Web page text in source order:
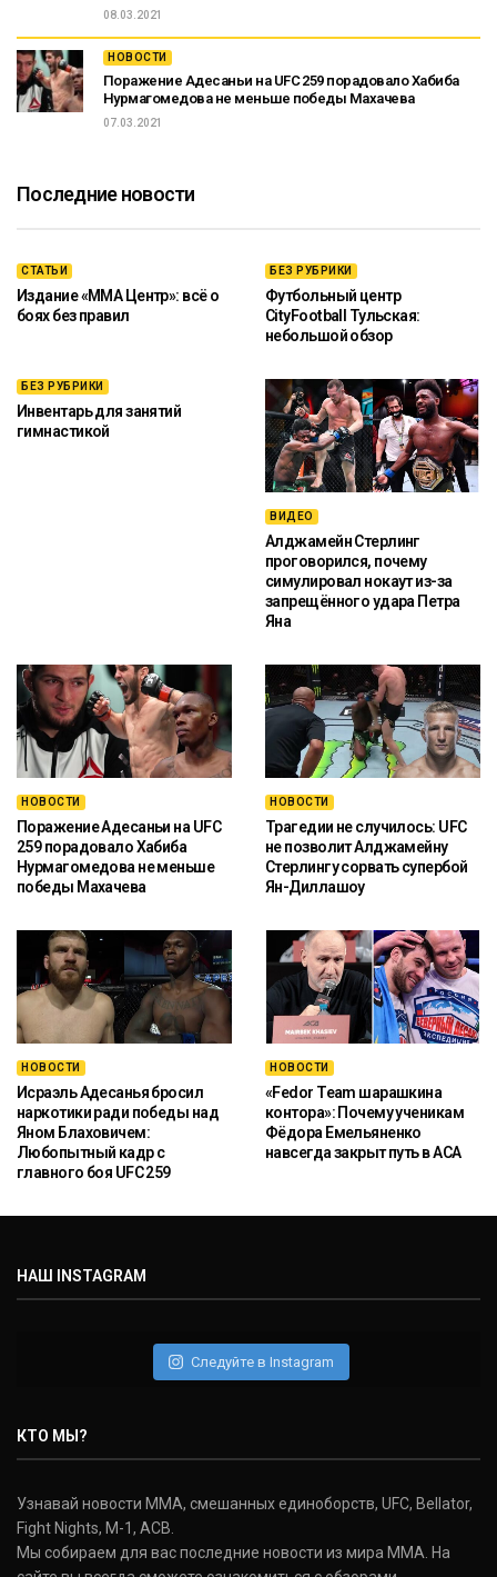
08.03.2021
НОВОСТИ
Поражение Адесаньи на UFC 259 порадовало Хабиба
Нурмагомедова не меньше победы Махачева
07.03.2021
Последние новости
СТАТЬИ
Издание «ММА Центр»: всё о
боях без правил
БЕЗ РУБРИКИ
Футбольный центр
CityFootball Тульская:
небольшой обзор
БЕЗ РУБРИКИ
Инвентарь для занятий
гимнастикой
ВИДЕО
Алджамейн Стерлинг
проговорился, почему
симулировал нокаут из-за
запрещённого удара Петра
Яна
НОВОСТИ
Поражение Адесаньи на UFC
259 порадовало Хабиба
Нурмагомедова не меньше
победы Махачева
НОВОСТИ
Трагедии не случилось: UFC
не позволит Алджамейну
Стерлингу сорвать супербой
Ян-Диллашоу
НОВОСТИ
Исраэль Адесанья бросил
наркотики ради победы над
Яном Блаховичем:
Любопытный кадр с
главного боя UFC 259
НОВОСТИ
«Fedor Team шарашкина
контора»: Почему ученикам
Фёдора Емельяненко
навсегда закрыт путь в ACA
НАШ INSTAGRAM
Следуйте в Instagram
КТО МЫ?
Узнавай новости ММА, смешанных единоборств, UFC, Bellator,
Fight Nights, M-1, ACB.
Мы собираем для вас последние новости из мира ММА. На